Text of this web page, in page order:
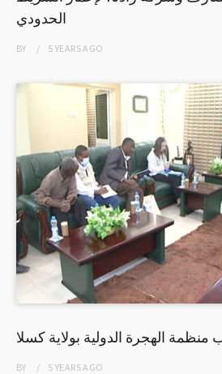
الحدودي
BY 5 YEARSAGO
منظمة الهجرة الدولية بولاية كسلا
BY 5 YEARSAGO